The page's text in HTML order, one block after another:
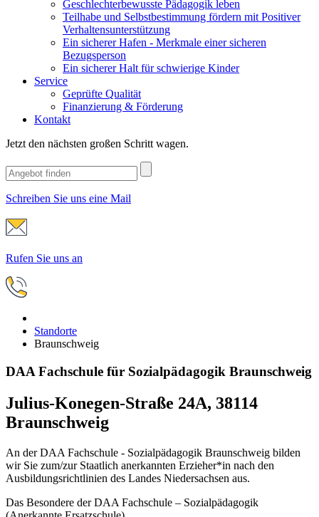
Geschlechterbewusste Pädagogik leben
Teilhabe und Selbstbestimmung fördern mit Positiver
Verhaltensunterstützung
Ein sicherer Hafen - Merkmale einer sicheren
Bezugsperson
Ein sicherer Halt für schwierige Kinder
Service
Geprüfte Qualität
Finanzierung & Förderung
Kontakt
Jetzt den nächsten großen Schritt wagen.
Schreiben Sie uns eine Mail
Rufen Sie uns an
Standorte
Braunschweig
DAA Fachschule für Sozialpädagogik Braunschweig
Julius-Konegen-Straße 24A, 38114
Braunschweig
An der DAA Fachschule - Sozialpädagogik Braunschweig bilden
wir Sie zum/zur Staatlich anerkannten Erzieher*in nach den
Ausbildungsrichtlinien des Landes Niedersachsen aus.
Das Besondere der DAA Fachschule – Sozialpädagogik